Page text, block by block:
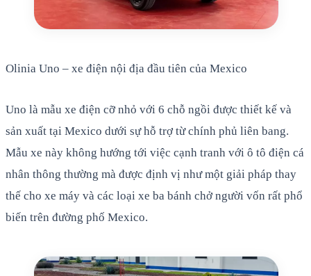
Olinia Uno – xe điện nội địa đầu tiên của Mexico
Uno là mẫu xe điện cỡ nhỏ với 6 chỗ ngồi được thiết kế và
sản xuất tại Mexico dưới sự hỗ trợ từ chính phủ liên bang.
Mẫu xe này không hướng tới việc cạnh tranh với ô tô điện cá
nhân thông thường mà được định vị như một giải pháp thay
thế cho xe máy và các loại xe ba bánh chở người vốn rất phổ
biến trên đường phố Mexico.